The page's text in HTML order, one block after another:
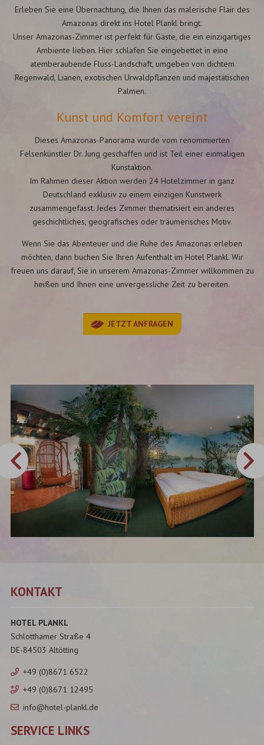
Erleben Sie eine Übernachtung, die Ihnen das malerische Flair des
Amazonas direkt ins Hotel Plankl bringt.
Unser Amazonas-Zimmer ist perfekt für Gäste, die ein einzigartiges
Ambiente lieben. Hier schlafen Sie eingebettet in eine
atemberaubende Fluss-Landschaft, umgeben von dichtem
Regenwald, Lianen, exotischen Urwaldpflanzen und majestätischen
Palmen.
Kunst und Komfort vereint
Dieses Amazonas-Panorama wurde vom renommierten
Felsenkünstler Dr. Jung geschaffen und ist Teil einer einmaligen
Kunstaktion.
Im Rahmen dieser Aktion werden 24 Hotelzimmer in ganz
Deutschland exklusiv zu einem einzigen Kunstwerk
zusammengefasst. Jedes Zimmer thematisiert ein anderes
geschichtliches, geografisches oder träumerisches Motiv.
Wenn Sie das Abenteuer und die Ruhe des Amazonas erleben
möchten, dann buchen Sie Ihren Aufenthalt im Hotel Plankl. Wir
freuen uns darauf, Sie in unserem Amazonas-Zimmer willkommen zu
heißen und Ihnen eine unvergessliche Zeit zu bereiten.
JETZT ANFRAGEN
KONTAKT
HOTEL PLANKL
Schlotthamer Straße 4
DE-84503 Altötting
+49 (0)8671 6522
+49 (0)8671 12495
info@hotel-plankl.de
SERVICE LINKS